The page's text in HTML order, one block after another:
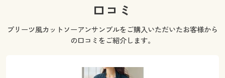
ジュニア・ティーンズ下着
キッチン・雑貨・日用品
寝具・インテリア・家具
寝具・インテリア・家具通販すべて
美容・健康通販すべて
ジュニア・ティーンズ下着
キッチン・雑貨・日用品
寝具・インテリア・家具通販すべて
家具・収納
美容・健康通販すべて
制服・スクール
口コミ
プリーツ風カットソーアンサンブルをご購入いただいたお客様から
の口コミをご紹介します。